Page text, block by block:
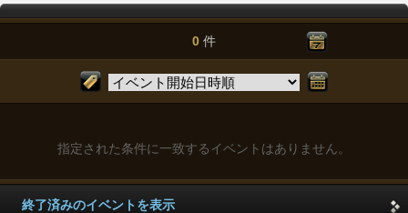
0 件
指定された条件に一致するイベントはありません。
終了済みのイベントを表示